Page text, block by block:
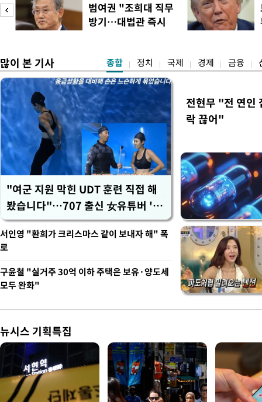
에도 쉽게 짜증을 내거나
있다. 높은 기온과 습도가
범여권 "조희대 직무
방기…대법관 즉시
많이 본 기사 종합 정치 국제 경제 금융
"여군 지원 막힌 UDT 훈련 직접 해
봤습니다"…707 출신 女유튜버 '완
벽 소화'
전현무 "전 연인
락 끊어"
서인영 "환희가 크리스마스 같이 보내자 해" 폭
로
구윤철 "실거주 30억 이하 주택은 보유·양도세
모두 완화"
뉴시스 기획특집